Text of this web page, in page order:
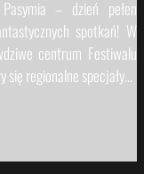
– dzień pełen
spotkań! W
centrum Festiwalu
regionalne specjały...